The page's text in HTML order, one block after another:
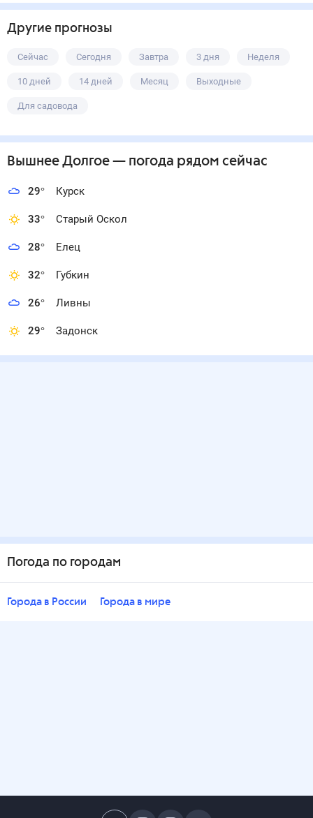
Другие прогнозы
Сейчас Сегодня Завтра 3 дня Неделя
10 дней 14 дней Месяц Выходные
Для садовода
Вышнее Долгое— погода рядом сейчас
29° Курск
33° Старый Оскол
28° Елец
32° Губкин
26° Ливны
29° Задонск
Погода по городам
Города в России Города в мире